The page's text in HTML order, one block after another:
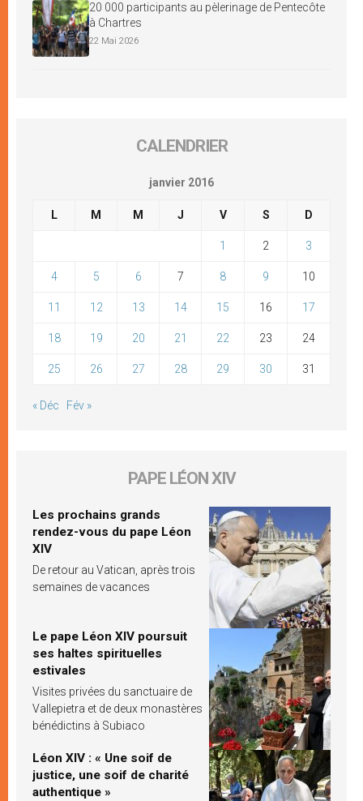
20 000 participants au pèlerinage de Pentecôte
à Chartres
22 Mai 2026
CALENDRIER
janvier 2016
L M M J V S D
1 2 3
4 5 6 7 8 9 10
11 12 13 14 15 16 17
18 19 20 21 22 23 24
25 26 27 28 29 30 31
« Déc Fév »
PAPE LÉON XIV
Les prochains grands
rendez-vous du pape Léon
XIV
De retour au Vatican, après trois
semaines de vacances
Le pape Léon XIV poursuit
ses haltes spirituelles
estivales
Visites privées du sanctuaire de
Vallepietra et de deux monastères
bénédictins à Subiaco
Léon XIV : « Une soif de
justice, une soif de charité
authentique »